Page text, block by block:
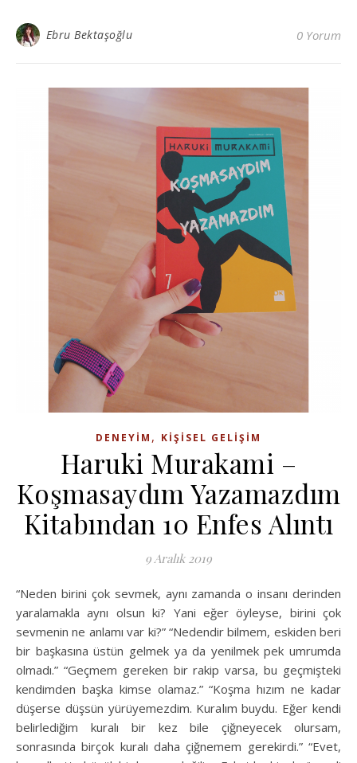
Ebru Bektaşoğlu 0 Yorum
DENEYIM , KIŞISEL GELIŞIM
Haruki Murakami –
Koşmasaydım Yazamazdım
Kitabından 10 Enfes Alıntı
9 Aralık 2019
“Neden birini çok sevmek, aynı zamanda o insanı derinden
yaralamakla aynı olsun ki? Yani eğer öyleyse, birini çok
sevmenin ne anlamı var ki?” “Nedendir bilmem, eskiden beri
bir başkasına üstün gelmek ya da yenilmek pek umrumda
olmadı.” “Geçmem gereken bir rakip varsa, bu geçmişteki
kendimden başka kimse olamaz.” “Koşma hızım ne kadar
düşerse düşsün yürüyemezdim. Kuralım buydu. Eğer kendi
belirlediğim kuralı bir kez bile çiğneyecek olursam,
sonrasında birçok kuralı daha çiğnemem gerekirdi.” “Evet,